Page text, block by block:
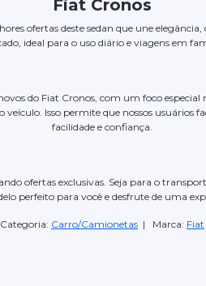
Fiat Cronos
ofertas deste sedan que une
ideal para o uso diário e viagens em
do Fiat Cronos, com um foco
Isso permite que nossos usuários
facilidade e confiança.
ofertas exclusivas. Seja para o
perfeito para você e desfrute de uma
Categoria: Carro/Camionetas | Marca: Fiat